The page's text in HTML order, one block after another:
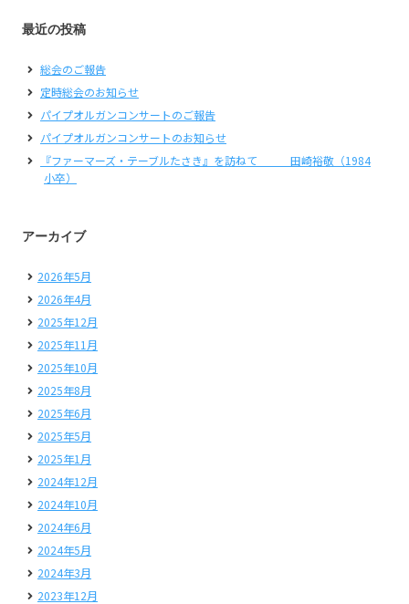
最近の投稿
総会のご報告
定時総会のお知らせ
パイプオルガンコンサートのご報告
パイプオルガンコンサートのお知らせ
『ファーマーズ・テーブルたさき』を訪ねて 田崎裕敬（1984
小卒）
アーカイブ
2026年5月
2026年4月
2025年12月
2025年11月
2025年10月
2025年8月
2025年6月
2025年5月
2025年1月
2024年12月
2024年10月
2024年6月
2024年5月
2024年3月
2023年12月